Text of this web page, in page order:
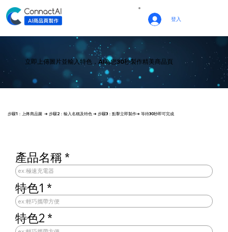
登入
立即上傳圖片並輸入特色，AI為您30秒製作精美商品頁
步驟1：上傳商品圖 ➜ 步驟2：輸入名稱及特色 ➜ 步驟3：點擊立即製作➜ 等待30秒即可完成
產品名稱
特色1
特色2